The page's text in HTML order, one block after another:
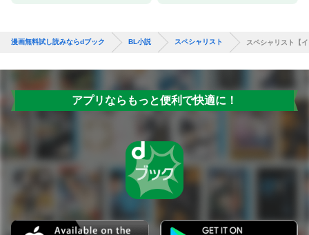
漫画無料試し読みならdブック BL小説 スペシャリスト スペシャリスト【
アプリならもっと便利で快適に！